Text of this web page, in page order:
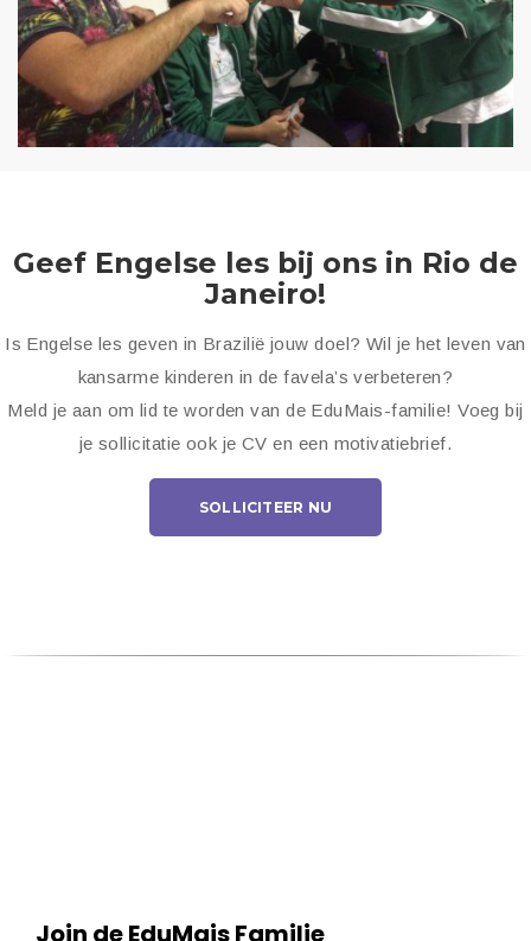
Geef Engelse les bij ons in Rio de
Janeiro!
Is Engelse les geven in Brazilië jouw doel? Wil je het leven van
kansarme kinderen in de favela’s verbeteren?
Meld je aan om lid te worden van de EduMais-familie! Voeg bij
je sollicitatie ook je CV en een motivatiebrief.
SOLLICITEER NU
Join de EduMais Familie